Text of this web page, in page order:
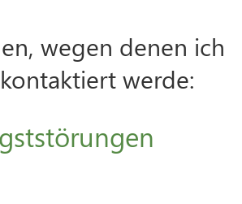
wegen denen ich
werde: